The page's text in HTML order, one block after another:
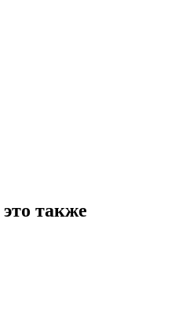
также